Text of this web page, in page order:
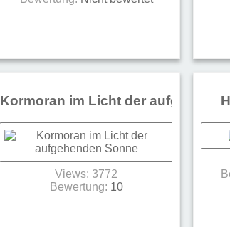
Kormoran im Licht der
Views: 3772
Bewertung: 10